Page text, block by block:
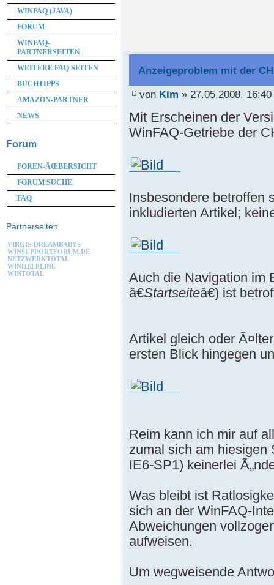
Anzeigeproblem mit der
von Kim » 27.05.2008, 16:40
Mit Erscheinen der
WinFAQ-Getriebe der
Insbesondere betroffen
inkludierten Artikel;
Auch die Navigation im
â€Startseiteâ€) ist
Artikel gleich oder
ersten Blick hingegen
Reim kann ich mir auf
zumal sich am hiesigen
IE6-SP1) keinerlei
Was bleibt ist
sich an der WinFAQ-
Abweichungen
aufweisen.
Um wegweisende
WINFAQ (JAVA)
FORUM
WINFAQ-
PARTNERSEITEN
WEITERE FAQ SEITEN
BUCHTIPPS
AMAZON-PARTNER
NEWS
Forum
FOREN-ÃŒBERSICHT
FORUM SUCHE
FAQ
Partnerseiten
VIRGIS-DREAMBABYS
WINSUPPORTFORUM.DE
NETZWERKTOTAL
WINHELPLINE
WINTOTAL